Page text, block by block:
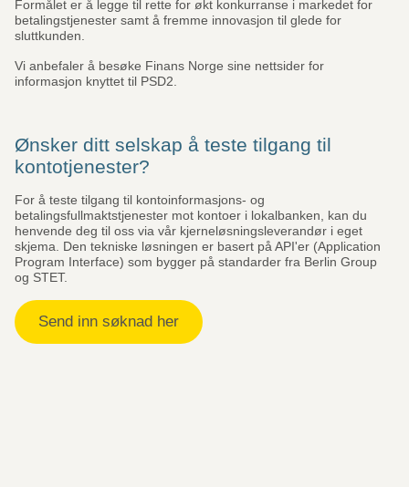
Formålet er å legge til rette for økt konkurranse i markedet for
betalingstjenester samt å fremme innovasjon til glede for
sluttkunden.
Vi anbefaler å besøke Finans Norge sine nettsider for
informasjon knyttet til PSD2.
Ønsker ditt selskap å teste tilgang til
kontotjenester?
For å teste tilgang til kontoinformasjons- og
betalingsfullmaktstjenester mot kontoer i lokalbanken, kan du
henvende deg til oss via vår kjerneløsningsleverandør i eget
skjema. Den tekniske løsningen er basert på API'er (Application
Program Interface) som bygger på standarder fra Berlin Group
og STET.
Send inn søknad her